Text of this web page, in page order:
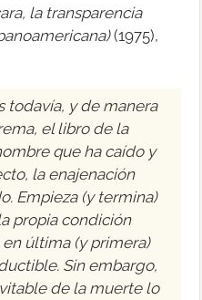
la transparencia
(1975),
todavía, y de manera
el libro de la
que ha caído y
la enajenación
Empieza (y termina)
propia condición
última (y primera)
Sin embargo,
de la muerte lo